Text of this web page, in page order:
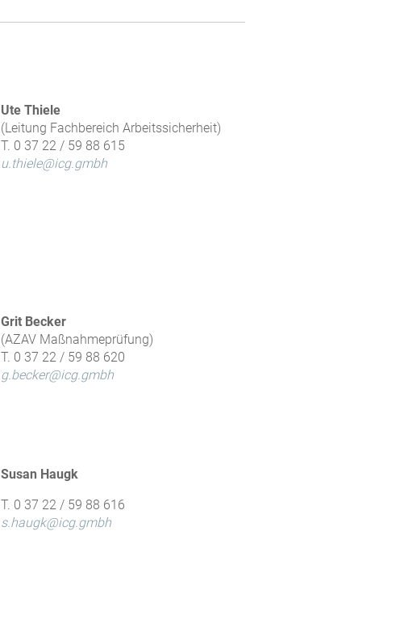
Ute Thiele
(Leitung Fachbereich Arbeitssicherheit)
T. 0 37 22 / 59 88 615
u.thiele@icg.gmbh
Grit Becker
(AZAV Maßnahmeprüfung)
T. 0 37 22 / 59 88 620
g.becker@icg.gmbh
Susan Haugk
T. 0 37 22 / 59 88 616
s.haugk@icg.gmbh